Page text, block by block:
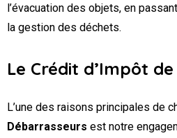
l’évacuation des objets, en
la gestion des déchets.
Le Crédit d’Impôt de
L’une des raisons principales de
Débarrasseurs est notre